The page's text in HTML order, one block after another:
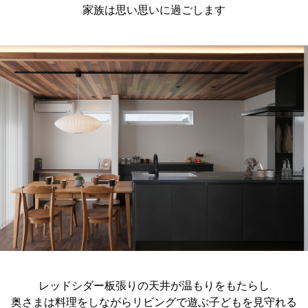
家族は思い思いに過ごします
レッドシダー板張りの天井が温もりをもたらし
奥さまは料理をしながらリビングで遊ぶ子どもを見守れる